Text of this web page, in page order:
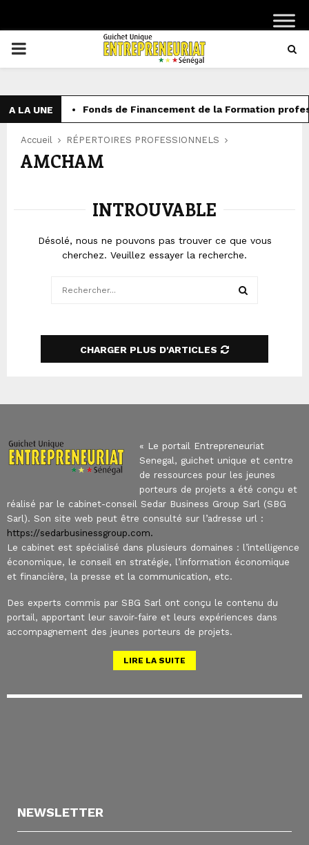
PRIMARY
A LA UNE Fonds de Financement de la Formation
Accueil RÉPERTOIRES PROFESSIONNELS
AMCHAM
INTROUVABLE
Désolé, nous ne pouvons pas trouver ce que vous
cherchez. Veuillez essayer la recherche.
CHARGER PLUS D'ARTICLES
« Le portail Entrepreneuriat
Senegal, guichet unique et centre
de ressources pour les jeunes
porteurs de projets a été conçu et
réalisé par le cabinet-conseil Sedar Business Group Sarl (SBG
Sarl). Son site web peut être consulté sur l’adresse url :
https://sedarbusinessgroup.com.
Le cabinet est spécialisé dans plusieurs domaines : l’intelligence
économique, le conseil en stratégie, l’information économique
et financière, la presse et la communication, etc.
Des experts commis par SBG Sarl ont conçu le contenu du
portail, apportant leur savoir-faire et leurs expériences dans
accompagnement des jeunes porteurs de projets.
LIRE LA SUITE
NEWSLETTER